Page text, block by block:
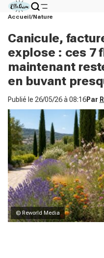
Accueil Nature
Canicule,
explose : ces 7
maintenant
en buvant
Publié le 26/05/26 à 08:16Par
© Reworld Media